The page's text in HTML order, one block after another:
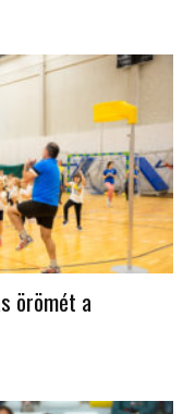
örömét a